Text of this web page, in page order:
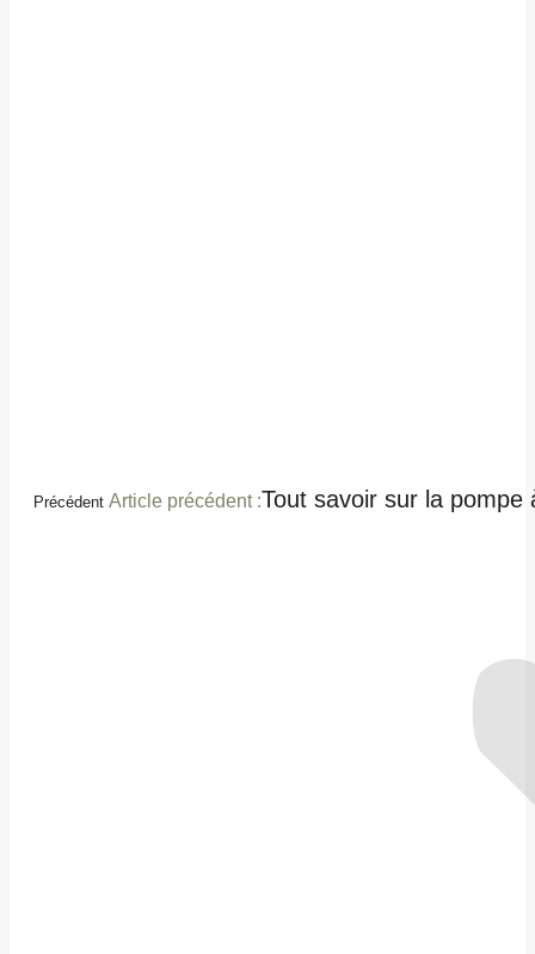
Précédent Article précédent :Tout savoir sur la